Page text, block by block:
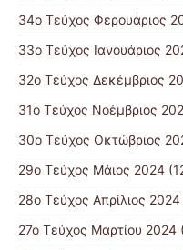
34ο Τεύχος Φερουάριος
33ο Τεύχος Ιανουάριος
32ο Τεύχος Δεκέμβριος
31ο Τεύχος Νοέμβριος
30ο Τεύχος Οκτώβριος
29ο Τεύχος Μάιος 2024
28ο Τεύχος Απρίλιος 2024
27ο Τεύχος Μαρτίου 2024